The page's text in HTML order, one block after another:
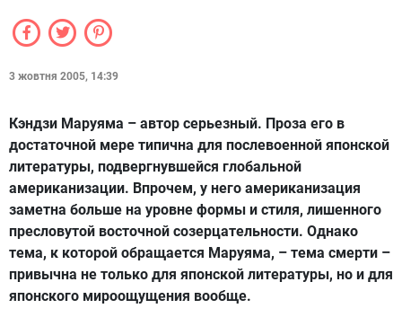
3 жовтня 2005, 14:39
Кэндзи Маруяма – автор серьезный. Проза его в
достаточной мере типична для послевоенной японской
литературы, подвергнувшейся глобальной
американизации. Впрочем, у него американизация
заметна больше на уровне формы и стиля, лишенного
пресловутой восточной созерцательности. Однако
тема, к которой обращается Маруяма, – тема смерти –
привычна не только для японской литературы, но и для
японского мироощущения вообще.